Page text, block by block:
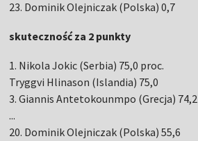
23. Dominik Olejniczak (Polska) 0,7
skuteczność za 2 punkty
1. Nikola Jokic (Serbia) 75,0 proc.
Tryggvi Hlinason (Islandia) 75,0
3. Giannis Antetokounmpo (Grecja) 74,2
...
20. Dominik Olejniczak (Polska) 55,6